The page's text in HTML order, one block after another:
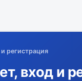
регистрация
вход и